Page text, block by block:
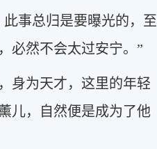
事总归是要曝光的，至
必然不会太过安宁。”
身为天才，这里的年轻
儿，自然便是成为了他